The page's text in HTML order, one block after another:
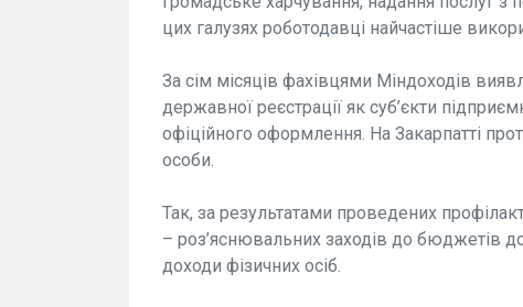
цих галузях роботодавці найчастіше
За сім місяців фахівцями Міндоходів
державної реєстрації як суб’єкти
офіційного оформлення. На Закарпатті
особи.
Так, за результатами проведених
– роз’яснювальних заходів до бюджетів
доходи фізичних осіб.